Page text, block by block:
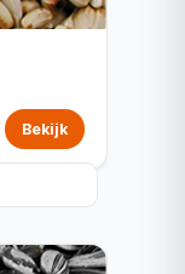
Bekijk